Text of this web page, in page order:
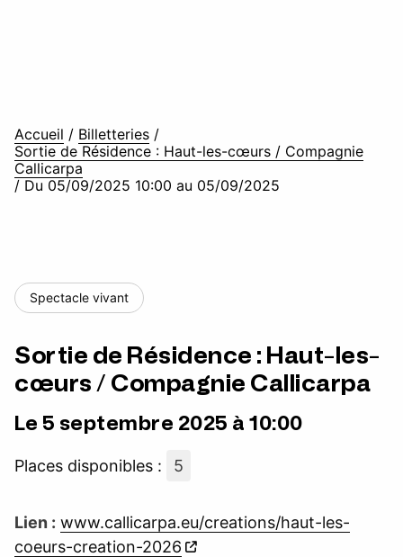
Accueil / Billetteries /
Sortie de Résidence : Haut-les-cœurs / Compagnie
Callicarpa
/ Du 05/09/2025 10:00 au 05/09/2025
Spectacle vivant
Sortie de Résidence : Haut-les-
cœurs / Compagnie Callicarpa
Le 5 septembre 2025 à 10:00
Places disponibles : 5
Lien : www.callicarpa.eu/creations/haut-les-
coeurs-creation-2026